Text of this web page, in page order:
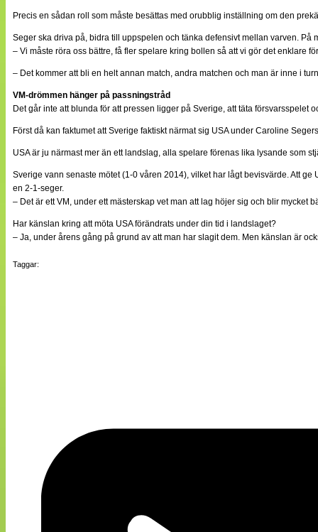
Precis en sådan roll som måste besättas med orubblig inställning om den
Seger ska driva på, bidra till uppspelen och tänka defensivt mellan varven.
– Vi måste röra oss bättre, få fler spelare kring bollen så att vi gör det enklare
– Det kommer att bli en helt annan match, andra matchen och man är inne i
VM-drömmen hänger på passningstråd
Det går inte att blunda för att pressen ligger på Sverige, att täta
Först då kan faktumet att Sverige faktiskt närmat sig USA under Caroline
USA är ju närmast mer än ett landslag, alla spelare förenas lika lysande som
Sverige vann senaste mötet (1-0 våren 2014), vilket har lågt bevisvärde. Att
en 2-1-seger.
– Det är ett VM, under ett mästerskap vet man att lag höjer sig och blir mycket
Har känslan kring att möta USA förändrats under din tid i landslaget?
– Ja, under årens gång på grund av att man har slagit dem. Men känslan är
Taggar: